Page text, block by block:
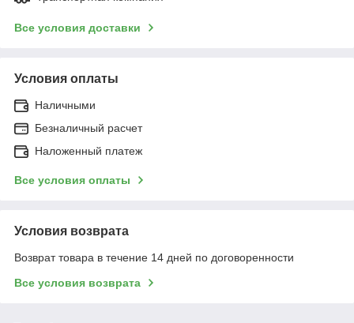
Все условия доставки
Условия оплаты
Наличными
Безналичный расчет
Наложенный платеж
Все условия оплаты
Условия возврата
Возврат товара в течение 14 дней по договоренности
Все условия возврата